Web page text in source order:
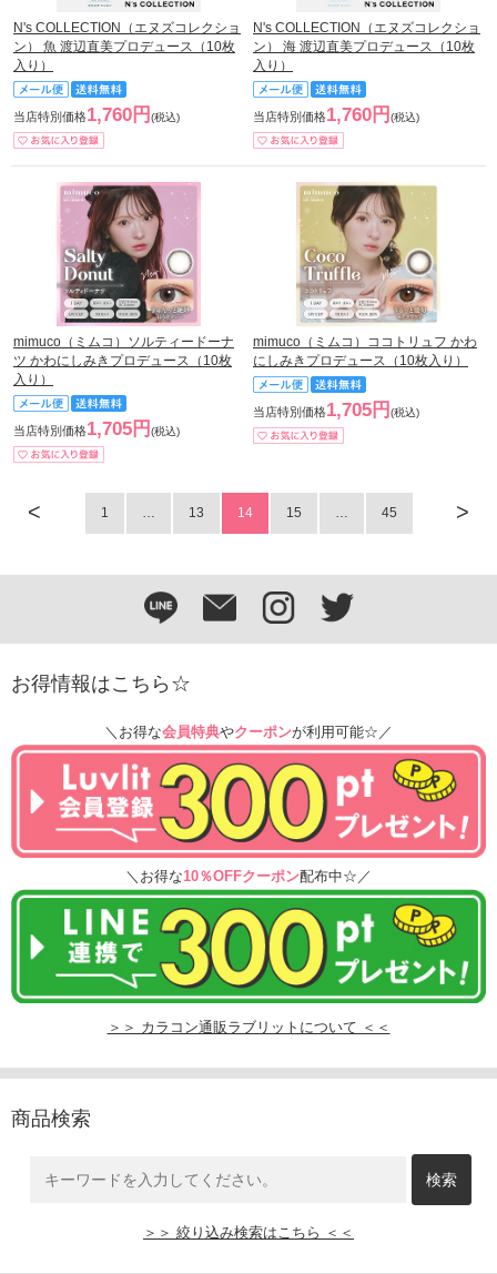
N's COLLECTION（エヌズコレクショ
ン） 魚 渡辺直美プロデュース（10枚
入り）
当店特別価格1,760円 (税込)
N's COLLECTION（エヌズコレクショ
ン） 海 渡辺直美プロデュース（10枚
入り）
当店特別価格1,760円 (税込)
mimuco（ミムコ）ソルティードーナ
ツ かわにしみきプロデュース（10枚
入り）
当店特別価格1,705円 (税込)
mimuco（ミムコ）ココトリュフ かわ
にしみきプロデュース（10枚入り）
当店特別価格1,705円 (税込)
< >
1 … 13 14 15 … 45
お得情報はこちら☆
＼お得な会員特典やクーポンが利用可能☆／
＼お得な10％OFFクーポン配布中☆／
＞＞ カラコン通販ラブリットについて ＜＜
商品検索
＞＞ 絞り込み検索はこちら ＜＜